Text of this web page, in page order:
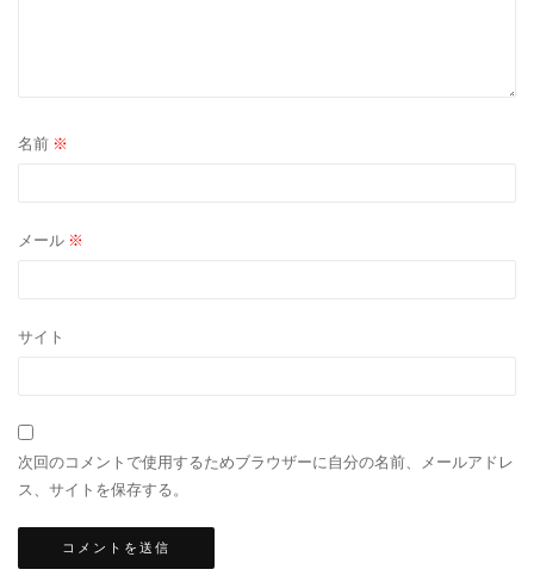
名前 ※
メール ※
サイト
次回のコメントで使用するためブラウザーに自分の名前、メールアドレ
ス、サイトを保存する。